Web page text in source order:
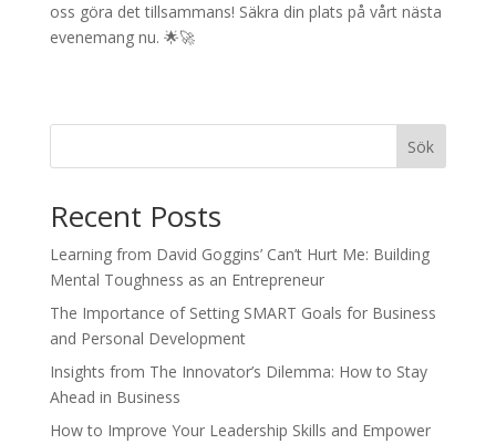
oss göra det tillsammans! Säkra din plats på vårt nästa
evenemang nu. 🌟🚀
Sök
Recent Posts
Learning from David Goggins’ Can’t Hurt Me: Building
Mental Toughness as an Entrepreneur
The Importance of Setting SMART Goals for Business
and Personal Development
Insights from The Innovator’s Dilemma: How to Stay
Ahead in Business
How to Improve Your Leadership Skills and Empower